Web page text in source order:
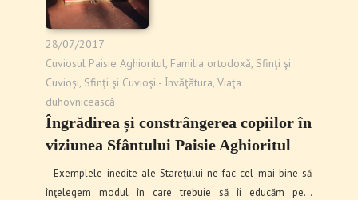
28/07/2017
Cuviosul Paisie Aghioritul, Familia ortodoxă, Sfinţi şi
Cuvioşi, Sfinţi şi Cuvioşi - Învăţătura, Viaţa
duhovnicească
Îngrădirea și constrângerea copiilor în
viziunea Sfântului Paisie Aghioritul
Exemplele inedite ale Stareţului ne fac cel mai bine să
înţelegem modul în care trebuie să îi educăm pe…